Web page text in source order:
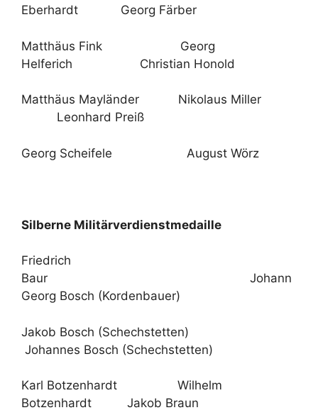
Eberhardt Georg Färber
Matthäus Fink Georg
Helferich Christian Honold
Matthäus Mayländer Nikolaus Miller
Leonhard Preiß
Georg Scheifele August Wörz
Silberne Militärverdienstmedaille
Friedrich
Baur Johann
Georg Bosch (Kordenbauer)
Jakob Bosch (Schechstetten)
Johannes Bosch (Schechstetten)
Karl Botzenhardt Wilhelm
Botzenhardt Jakob Braun